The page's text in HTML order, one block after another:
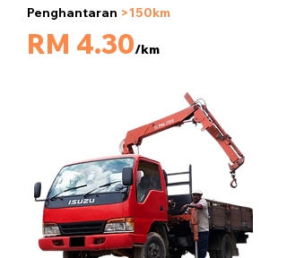
Penghantaran >150km
RM 4.30/km